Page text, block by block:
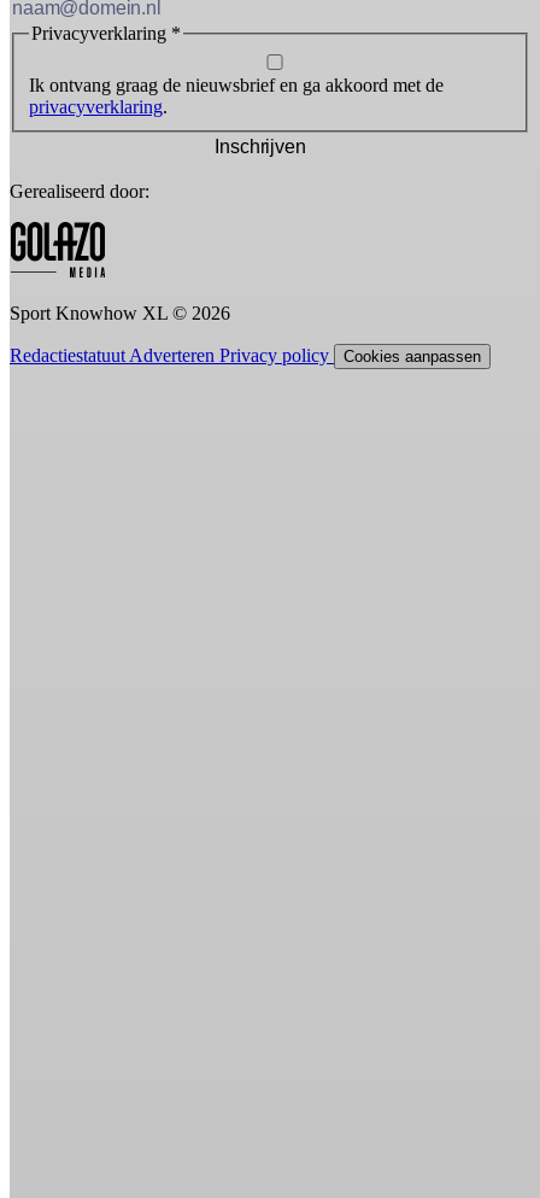
Privacyverklaring *
Ik ontvang graag de nieuwsbrief en ga akkoord met de
privacyverklaring.
Inschrijven
Gerealiseerd door:
Sport Knowhow XL © 2026
Redactiestatuut Adverteren Privacy policy Cookies aanpassen